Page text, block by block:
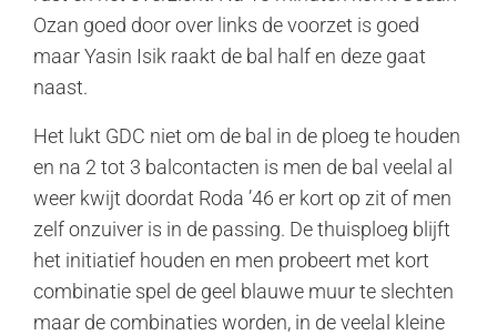
Ozan goed door over links de voorzet is goed
maar Yasin Isik raakt de bal half en deze gaat
naast.
Het lukt GDC niet om de bal in de ploeg te houden
en na 2 tot 3 balcontacten is men de bal veelal al
weer kwijt doordat Roda ’46 er kort op zit of men
zelf onzuiver is in de passing. De thuisploeg blijft
het initiatief houden en men probeert met kort
combinatie spel de geel blauwe muur te slechten
maar de combinaties worden, in de veelal kleine